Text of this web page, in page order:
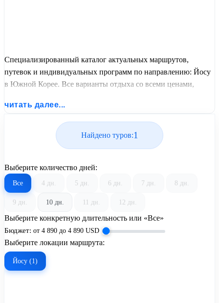
Специализированный каталог актуальных маршрутов,
путевок и индивидуальных программ по направлению: Йосу
в Южной Корее. Все варианты отдыха со всеми ценами,
графиком заездов от United Travel Systems.
читать далее...
Найдено туров:1
Выберите количество дней:
Все 4 дн. 5 дн. 6 дн. 7 дн. 8 дн.
9 дн. 10 дн. 11 дн. 12 дн.
Выберите конкретную длительность или «Все»
Бюджет: от 4 890 до 4 890 USD
Выберите локации маршрута:
Йосу (1)